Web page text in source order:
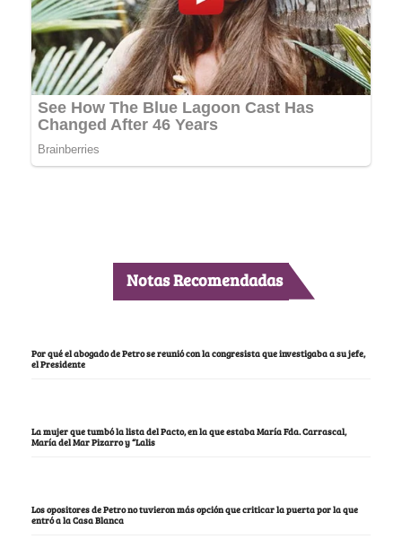
Notas Recomendadas
Por qué el abogado de Petro se reunió con la congresista que investigaba a su jefe,
el Presidente
La mujer que tumbó la lista del Pacto, en la que estaba María Fda. Carrascal,
María del Mar Pizarro y “Lalis
Los opositores de Petro no tuvieron más opción que criticar la puerta por la que
entró a la Casa Blanca